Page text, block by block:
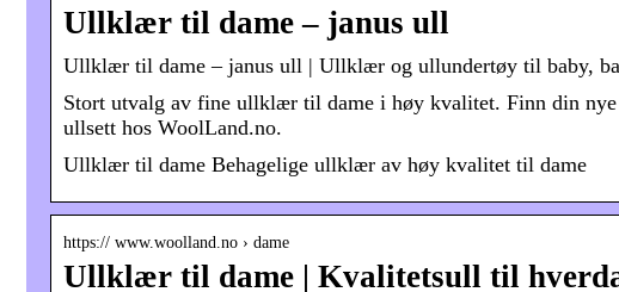
Ullklær til dame – janus ull
Ullklær til dame – janus ull | Ullklær og ullundertøy til baby,
Stort utvalg av fine ullklær til dame i høy kvalitet. Finn din
ullsett hos WoolLand.no.
Ullklær til dame Behagelige ullklær av høy kvalitet til dame
https:// www.woolland.no › dame
Ullklær til dame | Kvalitetsull til